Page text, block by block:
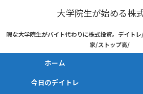
大学院生が始める株
暇な大学院生がバイト代わりに株式投資。デイト
家/ストップ高/
ホーム
今日のデイトレ